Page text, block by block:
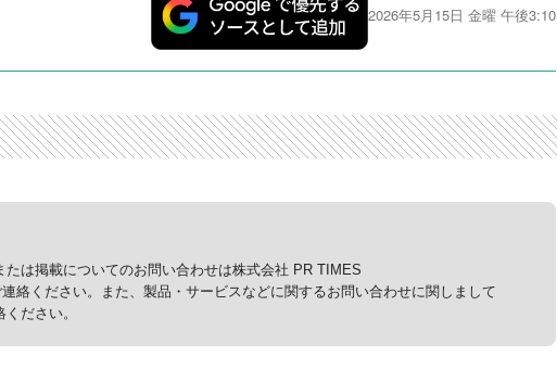
2026年5月15日 金曜 午後3:10
は掲載についてのお問い合わせは株式会社 PR TIMES
絡ください。また、製品・サービスなどに関するお問い合わせに関しまして
ださい。